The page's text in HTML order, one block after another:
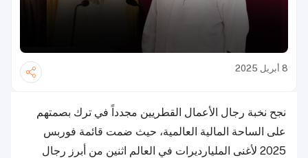
8 أبريل 2025
نجح نخبة رجال الأعمال القطريين مجدداً في ترك بصمتهم
على الساحة المالية العالمية، حيث ضمت قائمة فوربس
2025 لأغنى المليارديرات في العالم اثنين من أبرز رجال